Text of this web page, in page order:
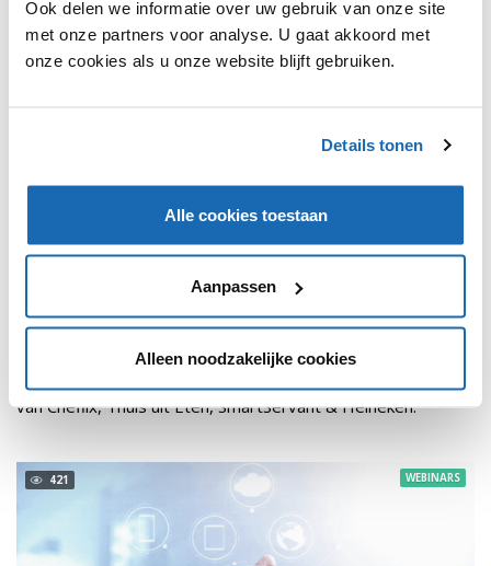
Ook delen we informatie over uw gebruik van onze site
met onze partners voor analyse. U gaat akkoord met
onze cookies als u onze website blijft gebruiken.
Details tonen
Alle cookies toestaan
Aanpassen
Alleen noodzakelijke cookies
BUSINESSMODELLEN
Tijdens het eerste blok van het Retail Outlook Event staat
het thema Nieuwe Businessmodellen centraal, met gasten
van Cheflix, Thuis uit Eten, SmartServant & Heineken.
421 WEBINARS